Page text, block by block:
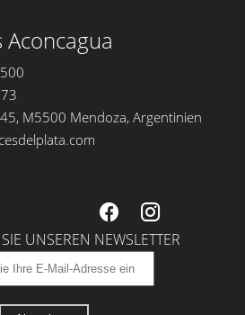
Aconcagua
M5500 Mendoza, Argentinien
UNSEREN NEWSLETTER